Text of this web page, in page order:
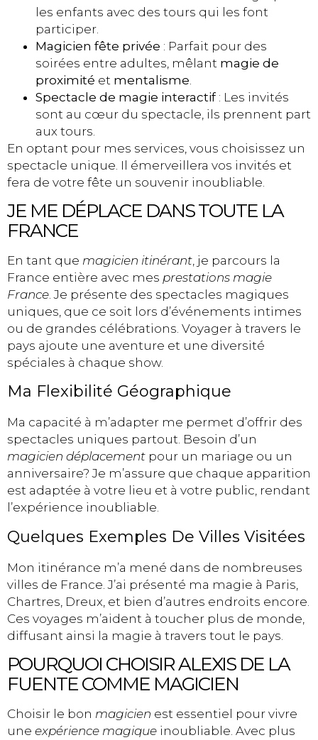
les enfants avec des tours qui les font
participer.
Magicien fête privée : Parfait pour des
soirées entre adultes, mêlant magie de
proximité et mentalisme
Spectacle de magie interactif: Les invités
sont au cœur du spectacle, ils prennent part
aux tours.
En optant pour mes services, vous choisissez un
spectacle unique. Il émerveillera vos invités et
fera de votre fête un souvenir inoubliable.
JE ME DÉPLACE DANS TOUTE LA
FRANCE
En tant que magicien itinérant , je parcours la
France entière avec mes prestations magie
France . Je présente des spectacles magiques
uniques, que ce soit lors d’événements intimes
ou de grandes célébrations. Voyager à travers le
pays ajoute une aventure et une diversité
spéciales à chaque show.
Ma Flexibilité Géographique
Ma capacité à m’adapter me permet d’offrir des
spectacles uniques partout. Besoin d’un
magicien déplacement pour un mariage ou un
anniversaire? Je m’assure que chaque apparition
est adaptée à votre lieu et à votre public, rendant
l’expérience inoubliable.
Quelques Exemples De Villes Visitées
Mon itinérance m’a mené dans de nombreuses
villes de France. J’ai présenté ma magie à Paris,
Chartres, Dreux, et bien d’autres endroits encore.
Ces voyages m’aident à toucher plus de monde,
diffusant ainsi la magie à travers tout le pays.
POURQUOI CHOISIR ALEXIS DE LA
FUENTE COMME MAGICIEN
Choisir le bon magicien est essentiel pour vivre
une expérience magique inoubliable. Avec plus